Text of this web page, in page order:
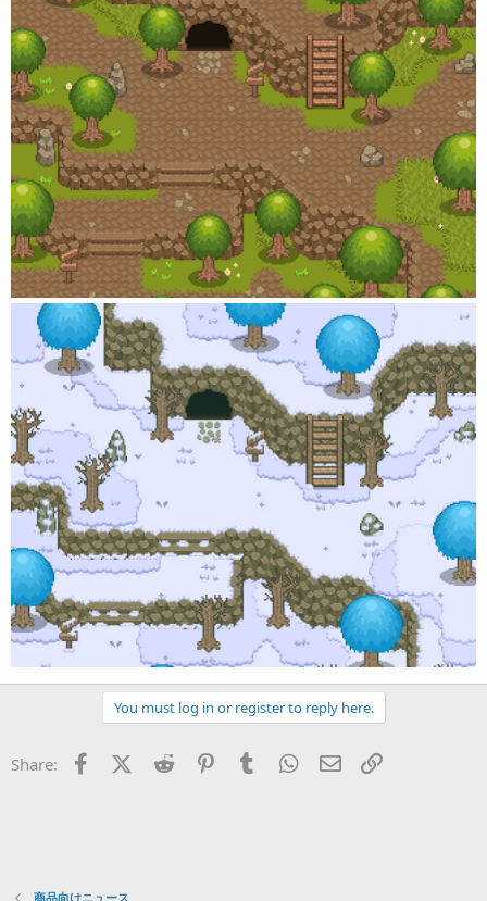
You must log in or register to reply here.
Share: FacebookX (Twitter)
Reddit PinterestTumblr WhatsApp
Eメール
商品向けニュース